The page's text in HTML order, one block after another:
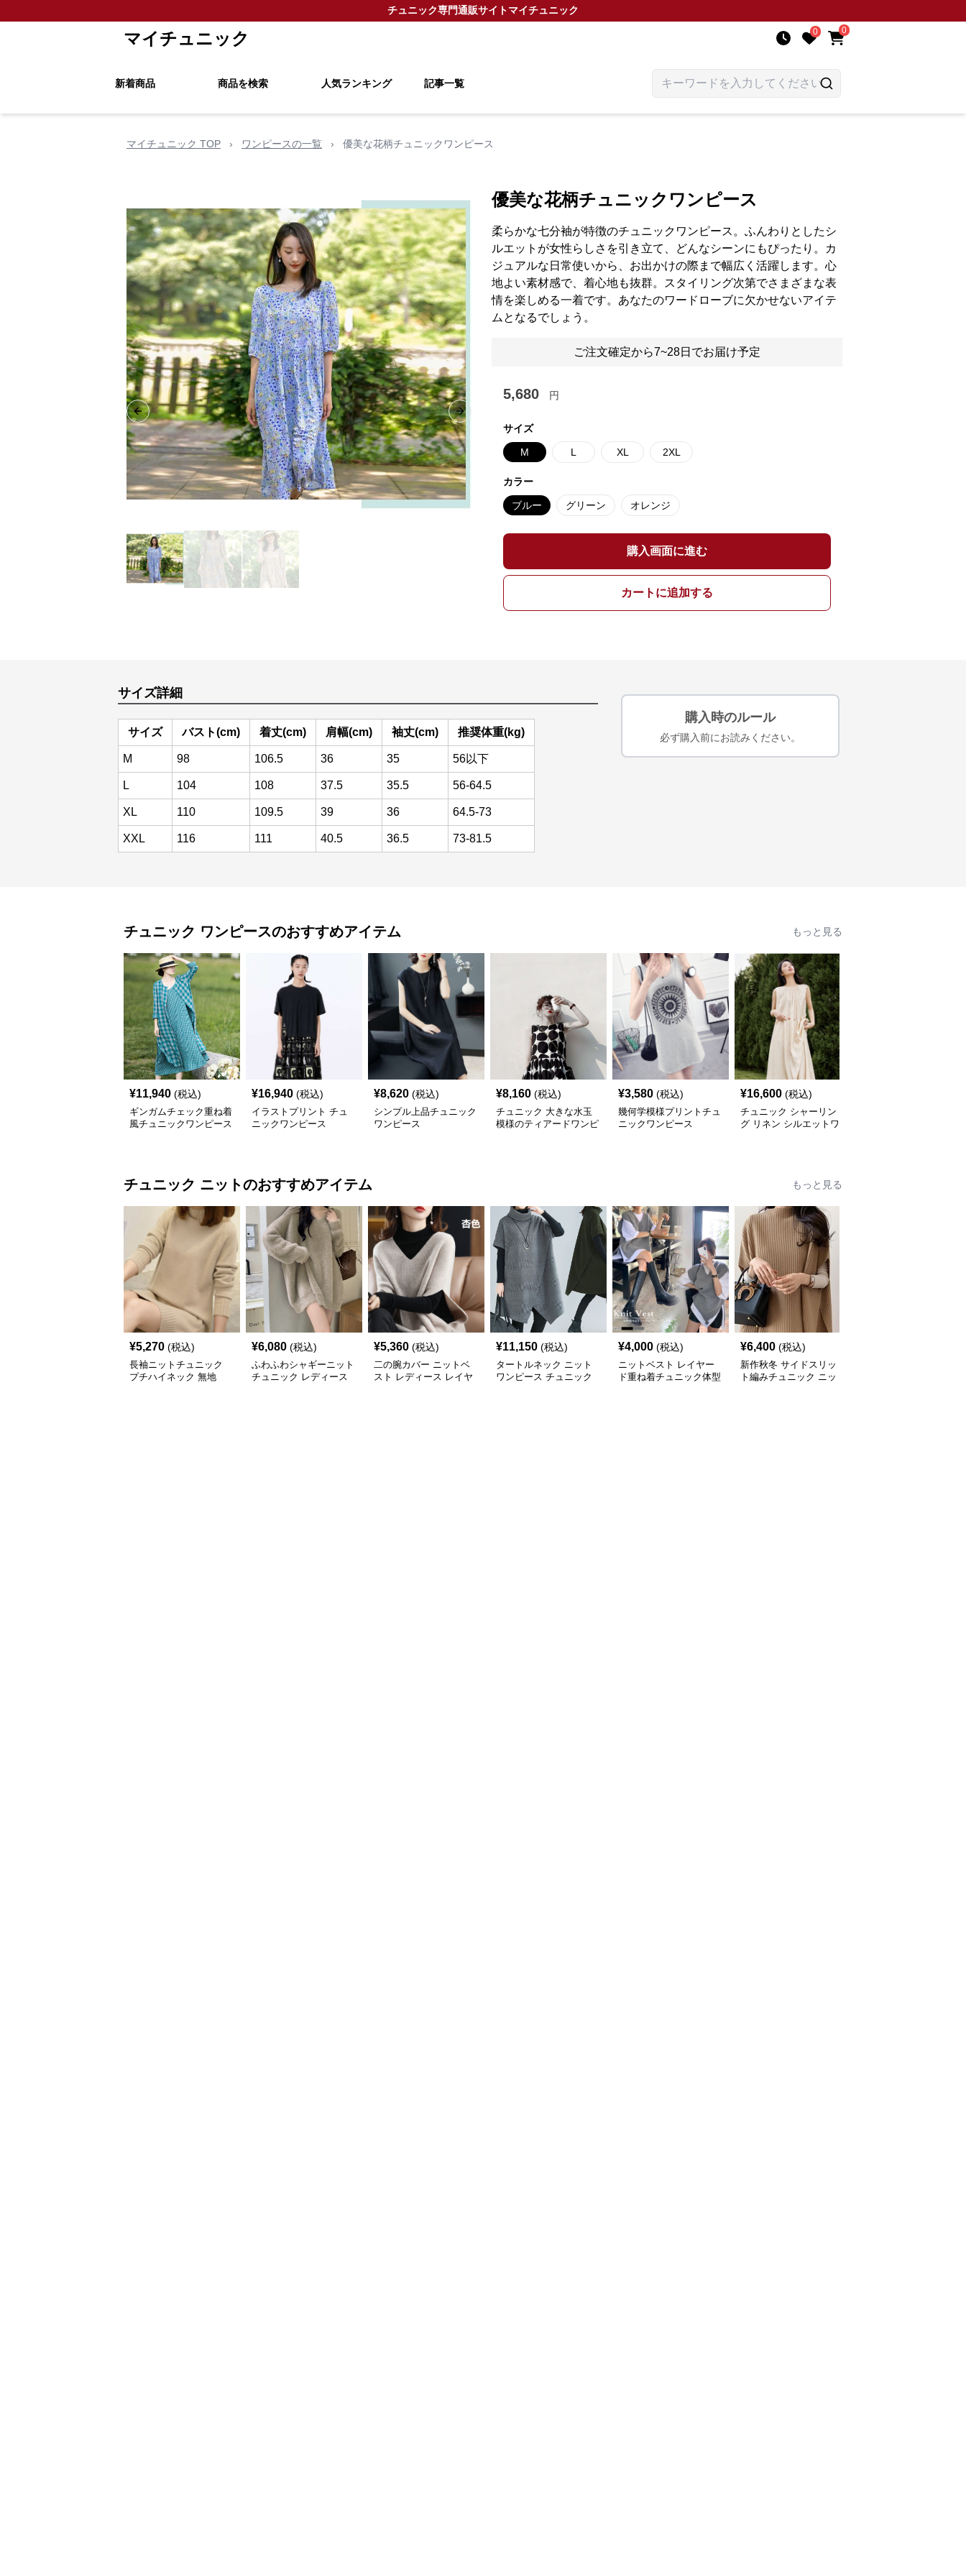
チュニック専門通販サイトマイチュニック
マイチュニック 0 0
新着商品 商品を検索 人気ランキング 記事一覧
マイチュニック TOP › ワンピースの一覧 › 優美な花柄チュニックワンピース
Previous slide Next slide
優美な花柄チュニックワンピース
柔らかな七分袖が特徴のチュニックワンピース。ふんわりとしたシ
ルエットが女性らしさを引き立て、どんなシーンにもぴったり。カ
ジュアルな日常使いから、お出かけの際まで幅広く活躍します。心
地よい素材感で、着心地も抜群。スタイリング次第でさまざまな表
情を楽しめる一着です。あなたのワードローブに欠かせないアイテ
ムとなるでしょう。
ご注文確定から7~28日でお届け予定
5,680 円
サイズ
M L XL 2XL
カラー
ブルー グリーン オレンジ
購入画面に進む
カートに追加する
サイズ詳細
サイズ バスト(cm) 着丈(cm) 肩幅(cm) 袖丈(cm) 推奨体重(kg)
M 98 106.5 36 35 56以下
L 104 108 37.5 35.5 56-64.5
XL 110 109.5 39 36 64.5-73
XXL 116 111 40.5 36.5 73-81.5
購入時のルール
必ず購入前にお読みください。
チュニック ワンピースのおすすめアイテム もっと見る
¥11,940 (税込)
ギンガムチェック重ね着
風チュニックワンピース
¥16,940 (税込)
イラストプリント チュ
ニックワンピース
¥8,620 (税込)
シンプル上品チュニック
ワンピース
¥8,160 (税込)
チュニック 大きな水玉
模様のティアードワンピ
¥3,580 (税込)
幾何学模様プリントチュ
ニックワンピース
¥16,600 (税込)
チュニック シャーリン
グ リネン シルエットワ
チュニック ニットのおすすめアイテム もっと見る
¥5,270 (税込)
長袖ニットチュニック
プチハイネック 無地
¥6,080 (税込)
ふわふわシャギーニット
チュニック レディース
¥5,360 (税込)
二の腕カバー ニットベ
スト レディース レイヤ
¥11,150 (税込)
タートルネック ニット
ワンピース チュニック
¥4,000 (税込)
ニットベスト レイヤー
ド重ね着チュニック体型
¥6,400 (税込)
新作秋冬 サイドスリッ
ト編みチュニック ニッ